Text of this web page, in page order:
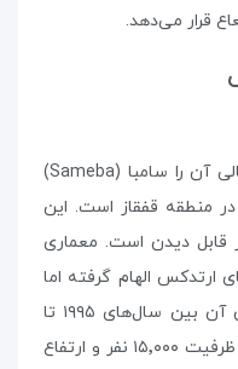
قرار می‌دهد.
کلیسای جامع تثلیث تفلیس که اهالی آن را سامبا (Sameba)
منطقه‌ قفقاز است. این
قابل دیدن است. معماری
ارتدکس الهام گرفته اما
در نوع خود بی‌نظیر است. ساختمان آن بین سال‌های ۱۹۹۵ تا
۲۰۰۴ میلادی تکمیل شده است و با ظرفیت ۱۵٬۰۰۰ نفر و ارتفاع